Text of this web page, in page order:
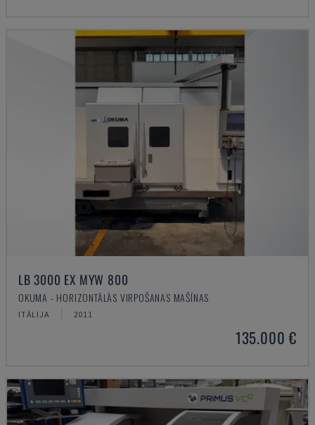
LB 3000 EX MYW 800
OKUMA - HORIZONTĀLĀS VIRPOŠANAS MAŠĪNAS
ITĀLIJA 2011
135.000 €